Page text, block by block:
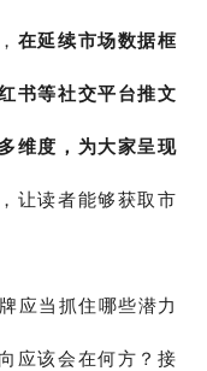
在延续市场数据框
书等社交平台推文
维度，为大家呈现
，让读者能够获取市
应当抓住哪些潜力
应该会在何方？接